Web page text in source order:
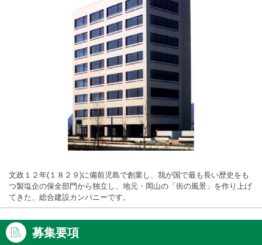
文政１２年(１８２９)に備前児島で創業し、我が国で最も長い歴史をも
つ製塩企の保全部門から独立し、地元・岡山の「街の風景」を作り上げ
てきた、総合建設カンパニーです。
募集要項